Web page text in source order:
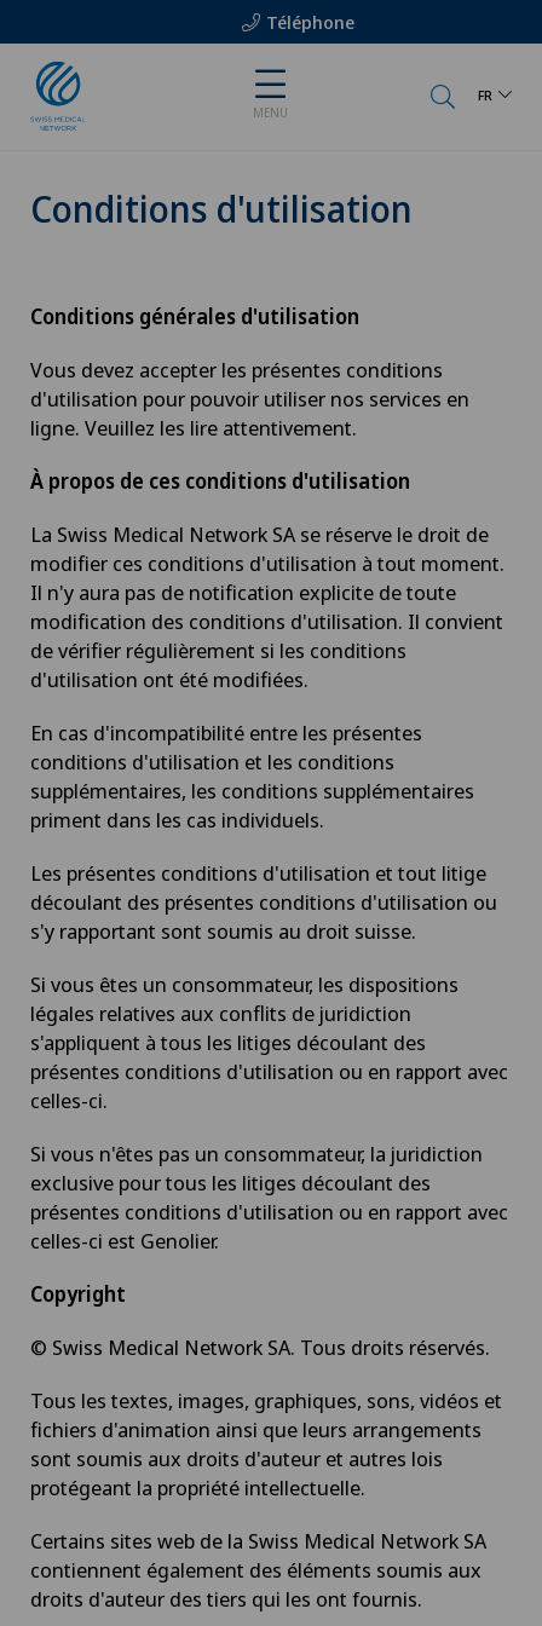
Téléphone
MENU
FR
Conditions d'utilisation
Conditions générales d'utilisation
Vous devez accepter les présentes conditions
d'utilisation pour pouvoir utiliser nos services en
ligne. Veuillez les lire attentivement.
À propos de ces conditions d'utilisation
La Swiss Medical Network SA se réserve le droit de
modifier ces conditions d'utilisation à tout moment.
Il n'y aura pas de notification explicite de toute
modification des conditions d'utilisation. Il convient
de vérifier régulièrement si les conditions
d'utilisation ont été modifiées.
En cas d'incompatibilité entre les présentes
conditions d'utilisation et les conditions
supplémentaires, les conditions supplémentaires
priment dans les cas individuels.
Les présentes conditions d'utilisation et tout litige
découlant des présentes conditions d'utilisation ou
s'y rapportant sont soumis au droit suisse.
Si vous êtes un consommateur, les dispositions
légales relatives aux conflits de juridiction
s'appliquent à tous les litiges découlant des
présentes conditions d'utilisation ou en rapport avec
celles-ci.
Si vous n'êtes pas un consommateur, la juridiction
exclusive pour tous les litiges découlant des
présentes conditions d'utilisation ou en rapport avec
celles-ci est Genolier.
Copyright
© Swiss Medical Network SA. Tous droits réservés.
Tous les textes, images, graphiques, sons, vidéos et
fichiers d'animation ainsi que leurs arrangements
sont soumis aux droits d'auteur et autres lois
protégeant la propriété intellectuelle.
Certains sites web de la Swiss Medical Network SA
contiennent également des éléments soumis aux
droits d'auteur des tiers qui les ont fournis.